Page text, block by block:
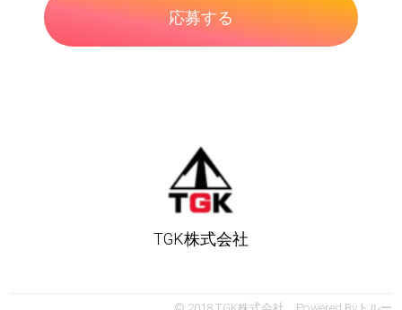
TGK株式会社
© 2018 TGK株式会社 Powered Byトルー